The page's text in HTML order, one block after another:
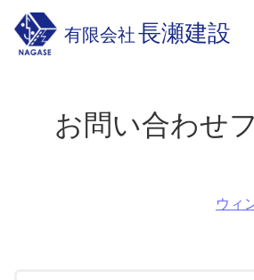
有限会社長瀬建設
お問い合わせ